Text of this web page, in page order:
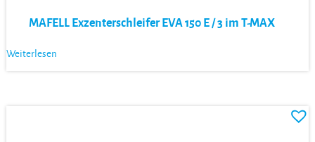
MAFELL Exzenterschleifer EVA 150 E / 3 im T-MAX
Weiterlesen